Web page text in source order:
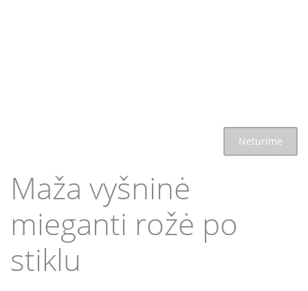
Neturime
Maža vyšninė
mieganti rožė po
stiklu